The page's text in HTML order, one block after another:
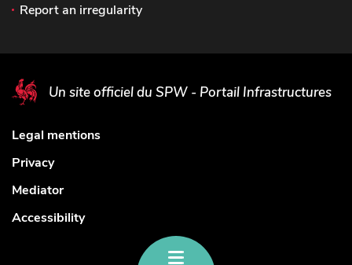
Report an irregularity
Un site officiel du SPW - Portail Infrastructures
Legal mentions
Privacy
Mediator
Accessibility